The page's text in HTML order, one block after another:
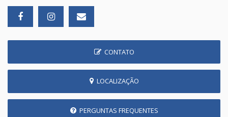
CONTATO
LOCALIZAÇÃO
PERGUNTAS FREQUENTES